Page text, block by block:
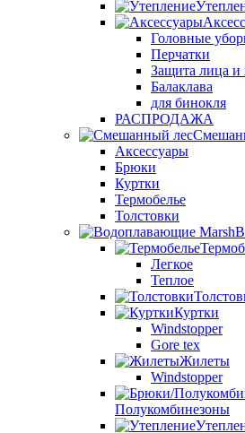
Головные
Перчатки
Защита лица и
Балаклава
для бинокля
РАСПРОДАЖА
Аксессуары
Брюки
Куртки
Термобелье
Толстовки
Легкое
Теплое
Куртки
Windstopper
Gore tex
Жилеты
Windstopper
Полукомбинезоны